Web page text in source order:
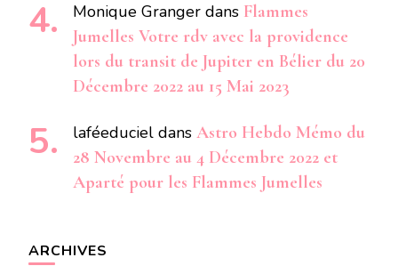
Monique Granger dans Flammes
Jumelles Votre rdv avec la providence
lors du transit de Jupiter en Bélier du 20
Décembre 2022 au 15 Mai 2023
laféeduciel dans Astro Hebdo Mémo du
28 Novembre au 4 Décembre 2022 et
Aparté pour les Flammes Jumelles
ARCHIVES